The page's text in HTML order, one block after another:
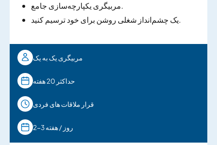
مربیگری یکپارچه‌سازی جامع.
یک چشم‌انداز شغلی روشن برای خود ترسیم کنید.
مربیگری یک به یک
حداکثر 20 هفته
قرار ملاقات های فردی
2-3 روز / هفته